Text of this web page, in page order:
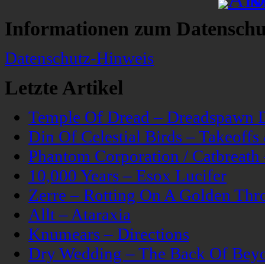
Informationen zum
Datenschutz-Hinweis
Letzte Artikel
Temple Of Dread – Dreadspawn
Din Of Celestial Birds –
Phantom Corporation /
10,000 Years – Esox Lucifer
Zerre – Rotting On A Golden
Allt – Ataraxia
Knumears – Directions
Dry Wedding – The Back Of